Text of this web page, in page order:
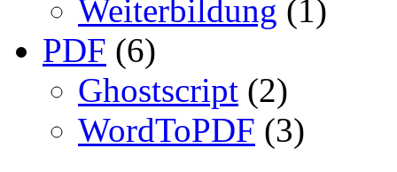
Weiterbildung (1)
PDF (6)
Ghostscript (2)
WordToPDF (3)